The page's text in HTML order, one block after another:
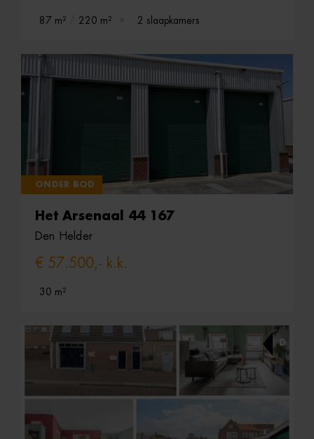
87 m² 220 m² 2 slaapkamers
ONDER BOD
Het Arsenaal 44 167
Den Helder
€ 57.500,- k.k.
30 m²
D